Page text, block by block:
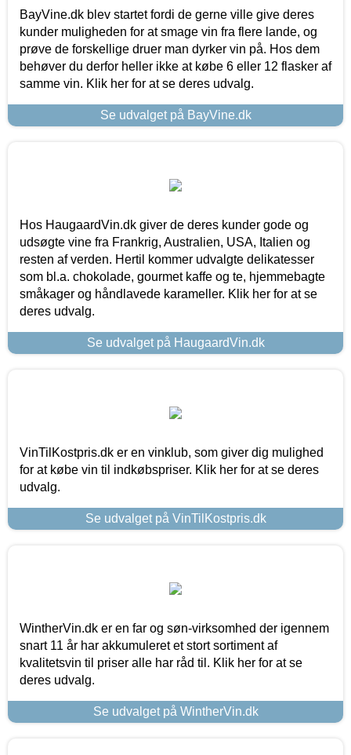
BayVine.dk blev startet fordi de gerne ville give deres
kunder muligheden for at smage vin fra flere lande, og
prøve de forskellige druer man dyrker vin på. Hos dem
behøver du derfor heller ikke at købe 6 eller 12 flasker af
samme vin. Klik her for at se deres udvalg.
Se udvalget på BayVine.dk
Hos HaugaardVin.dk giver de deres kunder gode og
udsøgte vine fra Frankrig, Australien, USA, Italien og
resten af verden. Hertil kommer udvalgte delikatesser
som bl.a. chokolade, gourmet kaffe og te, hjemmebagte
småkager og håndlavede karameller. Klik her for at se
deres udvalg.
Se udvalget på HaugaardVin.dk
VinTilKostpris.dk er en vinklub, som giver dig mulighed
for at købe vin til indkøbspriser. Klik her for at se deres
udvalg.
Se udvalget på VinTilKostpris.dk
WintherVin.dk er en far og søn-virksomhed der igennem
snart 11 år har akkumuleret et stort sortiment af
kvalitetsvin til priser alle har råd til. Klik her for at se
deres udvalg.
Se udvalget på WintherVin.dk